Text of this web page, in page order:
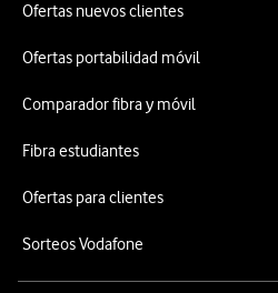
Ofertas nuevos clientes
Ofertas portabilidad móvil
Comparador fibra y móvil
Fibra estudiantes
Ofertas para clientes
Sorteos Vodafone